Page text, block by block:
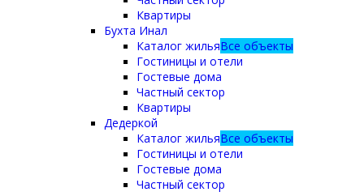
Квартиры
Бухта Инал
Каталог жильяВсе объекты
Гостиницы и отели
Гостевые дома
Частный сектор
Квартиры
Дедеркой
Каталог жильяВсе объекты
Гостиницы и отели
Гостевые дома
Частный сектор